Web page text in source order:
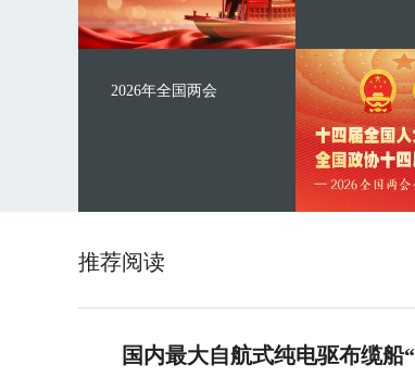
2026年全国两会
推荐阅读
国内最大自航式纯电驱布缆船